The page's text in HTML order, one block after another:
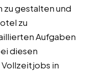
zu gestalten und
zu
Aufgaben
diesen
in